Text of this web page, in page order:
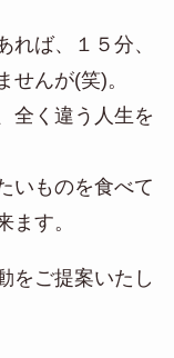
れば、１５分、
せんが(笑)。
全く違う人生を
いものを食べて
ます。
をご提案いたし